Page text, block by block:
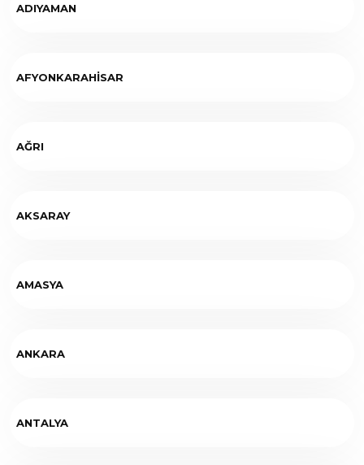
ADIYAMAN
AFYONKARAHİSAR
AĞRI
AKSARAY
AMASYA
ANKARA
ANTALYA